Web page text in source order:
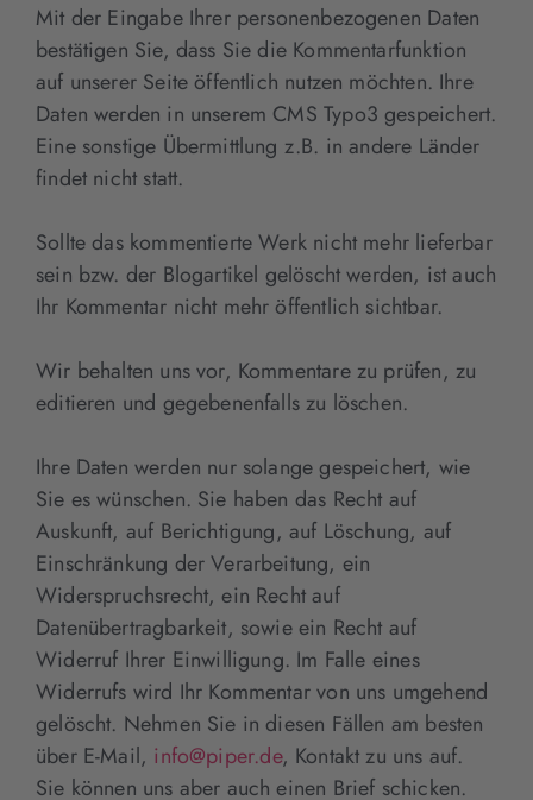
Mit der Eingabe Ihrer personenbezogenen Daten
bestätigen Sie, dass Sie die Kommentarfunktion
auf unserer Seite öffentlich nutzen möchten. Ihre
Daten werden in unserem CMS Typo3 gespeichert.
Eine sonstige Übermittlung z.B. in andere Länder
findet nicht statt.
Sollte das kommentierte Werk nicht mehr lieferbar
sein bzw. der Blogartikel gelöscht werden, ist auch
Ihr Kommentar nicht mehr öffentlich sichtbar.
Wir behalten uns vor, Kommentare zu prüfen, zu
editieren und gegebenenfalls zu löschen.
Ihre Daten werden nur solange gespeichert, wie
Sie es wünschen. Sie haben das Recht auf
Auskunft, auf Berichtigung, auf Löschung, auf
Einschränkung der Verarbeitung, ein
Widerspruchsrecht, ein Recht auf
Datenübertragbarkeit, sowie ein Recht auf
Widerruf Ihrer Einwilligung. Im Falle eines
Widerrufs wird Ihr Kommentar von uns umgehend
gelöscht. Nehmen Sie in diesen Fällen am besten
über E-Mail, info@piper.de, Kontakt zu uns auf.
Sie können uns aber auch einen Brief schicken.